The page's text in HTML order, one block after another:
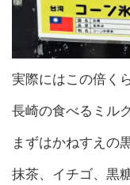
実際にはこの倍く
長崎の食べるミル
まずはかねすえの
抹茶、イチゴ、黒